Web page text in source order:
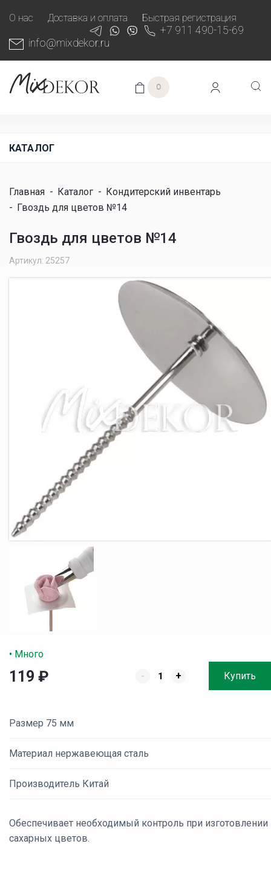
О нас Доставка и оплата Быстрая регистрация
+7 911 490-15-69
info@mixdekor.ru
0
КАТАЛОГ
Главная - Каталог - Кондитерский инвентарь
- Гвоздь для цветов №14
Гвоздь для цветов №14
Артикул: 25257
• Много
119 ₽ - + Купить
Размер 75 мм
Материал нержавеющая сталь
Производитель Китай
Обеспечивает необходимый контроль при изготовлении
сахарных цветов.